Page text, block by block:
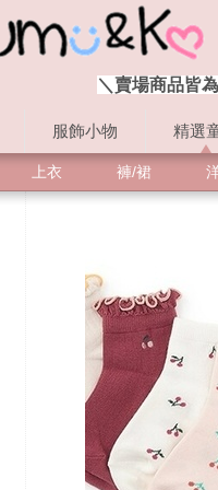
服飾小物 精選
＼賣場商品皆
上衣 褲/裙